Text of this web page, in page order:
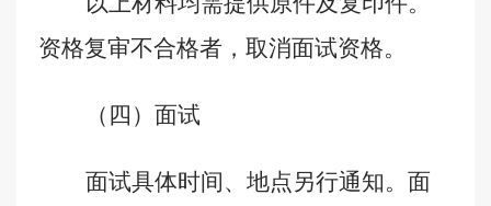
资格复审不合格者，取消面试资格。
（四）面试
面试具体时间、地点另行通知。 面